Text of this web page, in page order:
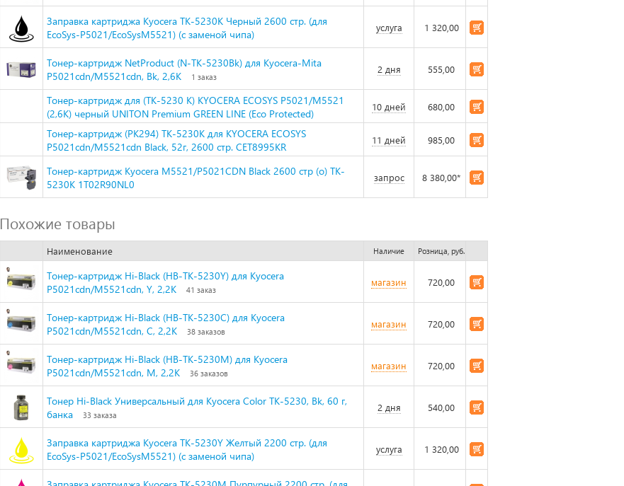
Заправка картриджа Kyocera TK-5230K Черный 2600 стр. (для
EcoSys-P5021/EcoSysM5521) (с заменой чипа)
услуга 1 320,00
Тонер-картридж NetProduct (N-TK-5230Bk) для Kyocera-Mita
P5021cdn/M5521cdn, Bk, 2,6K
1 заказ
2 дня 555,00
Тонер-картридж для (TK-5230 K) KYOCERA ECOSYS P5021/M5521
(2,6K) черный UNITON Premium GREEN LINE (Eco Protected)
10 дней 680,00
Тонер-картридж (PK294) TK-5230K для KYOCERA ECOSYS
P5021cdn/M5521cdn Black, 52г, 2600 стр. CET8995KR
11 дней 985,00
Тонер-картридж Kyocera M5521/P5021CDN Black 2600 стр (о) TK-
5230K 1T02R90NL0
запрос 8 380,00*
Похожие товары
Наименование Наличие Розница, руб.
Тонер-картридж Hi-Black (HB-TK-5230Y) для Kyocera
P5021cdn/M5521cdn, Y, 2,2K
41 заказ
магазин 720,00
Тонер-картридж Hi-Black (HB-TK-5230C) для Kyocera
P5021cdn/M5521cdn, C, 2,2K
38 заказов
магазин 720,00
Тонер-картридж Hi-Black (HB-TK-5230M) для Kyocera
P5021cdn/M5521cdn, M, 2,2K
36 заказов
магазин 720,00
Тонер Hi-Black Универсальный для Kyocera Color TK-5230, Bk, 60 г,
банка
33 заказа
2 дня 540,00
Заправка картриджа Kyocera TK-5230Y Желтый 2200 стр. (для
EcoSys-P5021/EcoSysM5521) (с заменой чипа)
услуга 1 320,00